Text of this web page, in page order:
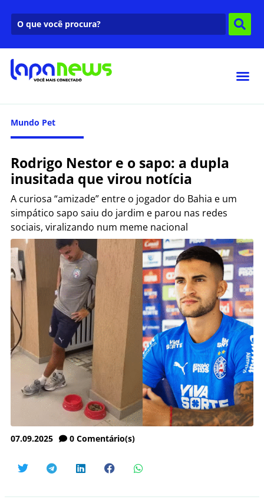
Mundo Pet
Rodrigo Nestor e o sapo: a dupla
inusitada que virou notícia
A curiosa “amizade” entre o jogador do Bahia e um
simpático sapo saiu do jardim e parou nas redes
sociais, viralizando num meme nacional
07.09.2025 0 Comentário(s)